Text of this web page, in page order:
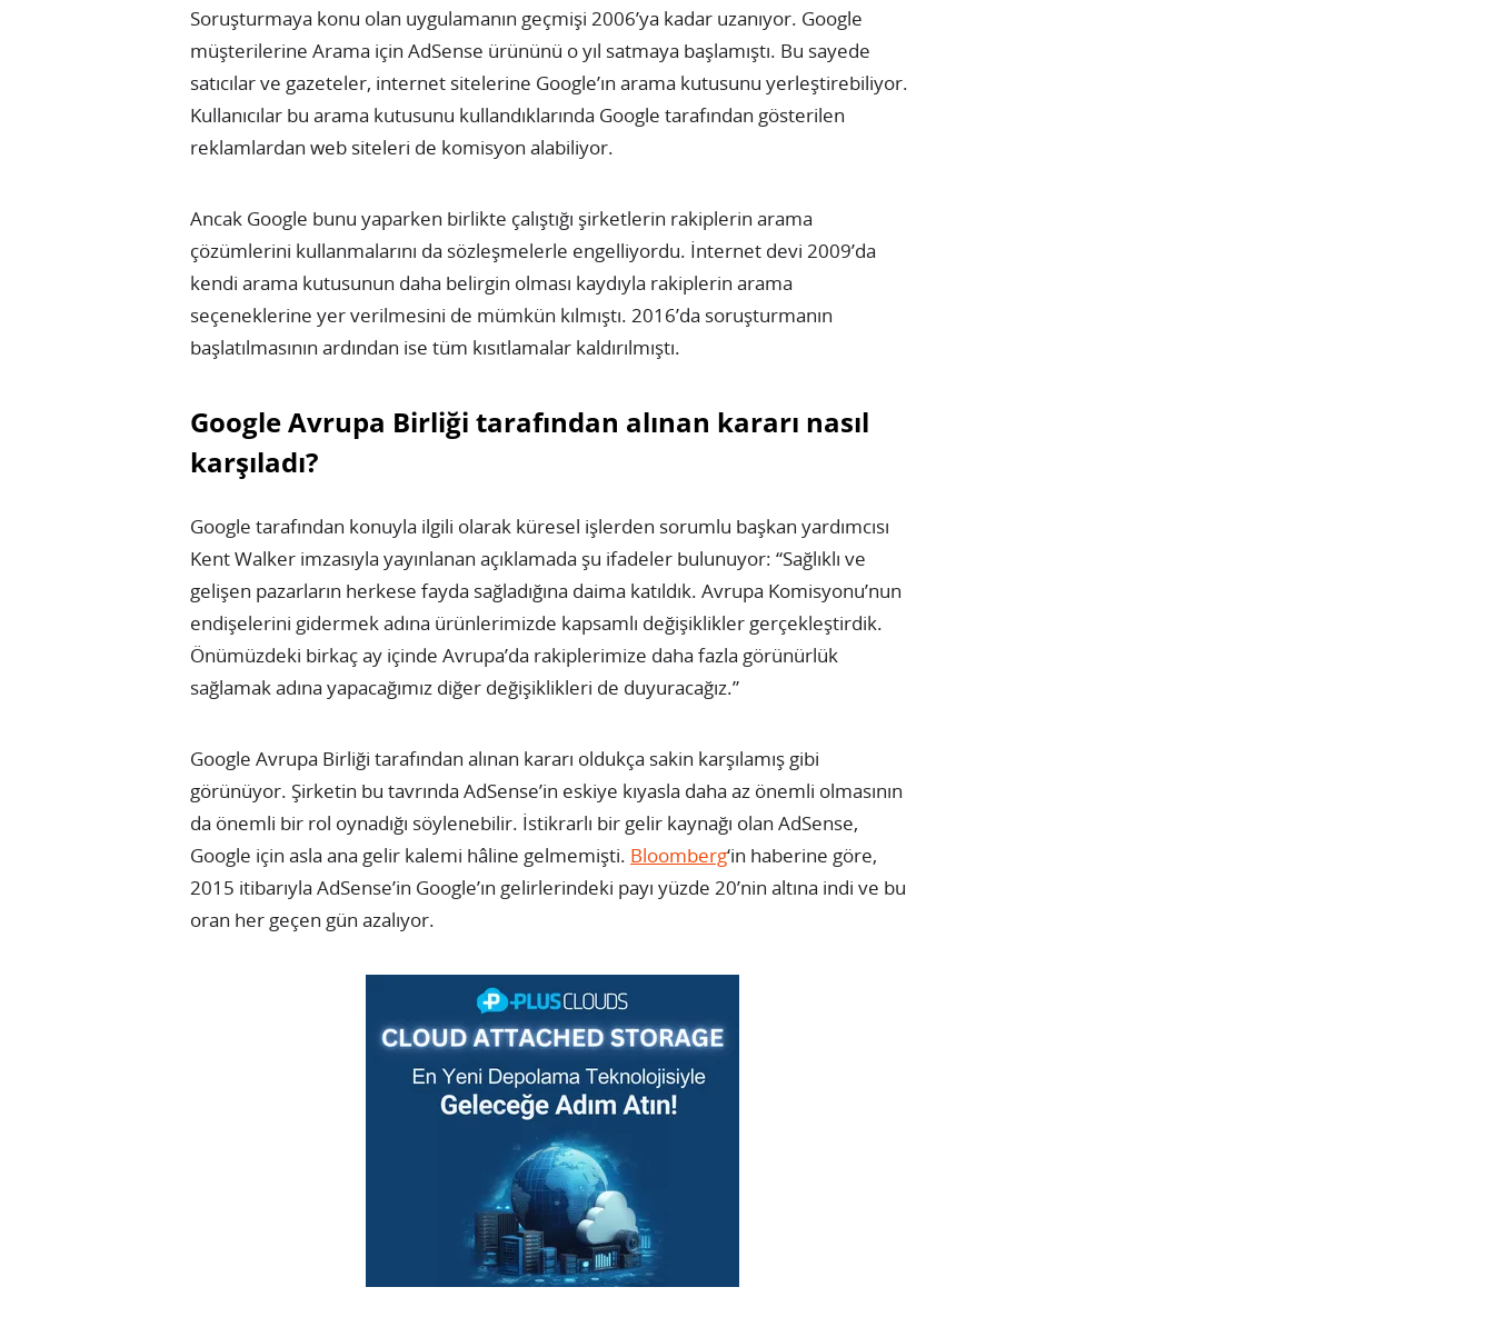
Soruşturmaya konu olan uygulamanın geçmişi 2006’ya kadar uzanıyor. Google
müşterilerine Arama için AdSense ürününü o yıl satmaya başlamıştı. Bu sayede
satıcılar ve gazeteler, internet sitelerine Google’ın arama kutusunu yerleştirebiliyor.
Kullanıcılar bu arama kutusunu kullandıklarında Google tarafından gösterilen
reklamlardan web siteleri de komisyon alabiliyor.
Ancak Google bunu yaparken birlikte çalıştığı şirketlerin rakiplerin arama
çözümlerini kullanmalarını da sözleşmelerle engelliyordu. İnternet devi 2009’da
kendi arama kutusunun daha belirgin olması kaydıyla rakiplerin arama
seçeneklerine yer verilmesini de mümkün kılmıştı. 2016’da soruşturmanın
başlatılmasının ardından ise tüm kısıtlamalar kaldırılmıştı.
Google Avrupa Birliği tarafından alınan kararı nasıl
karşıladı?
Google tarafından konuyla ilgili olarak küresel işlerden sorumlu başkan yardımcısı
Kent Walker imzasıyla yayınlanan açıklamada şu ifadeler bulunuyor: “Sağlıklı ve
gelişen pazarların herkese fayda sağladığına daima katıldık. Avrupa Komisyonu’nun
endişelerini gidermek adına ürünlerimizde kapsamlı değişiklikler gerçekleştirdik.
Önümüzdeki birkaç ay içinde Avrupa’da rakiplerimize daha fazla görünürlük
sağlamak adına yapacağımız diğer değişiklikleri de duyuracağız.”
Google Avrupa Birliği tarafından alınan kararı oldukça sakin karşılamış gibi
görünüyor. Şirketin bu tavrında AdSense’in eskiye kıyasla daha az önemli olmasının
da önemli bir rol oynadığı söylenebilir. İstikrarlı bir gelir kaynağı olan AdSense,
Google için asla ana gelir kalemi hâline gelmemişti. Bloomberg‘in haberine göre,
2015 itibarıyla AdSense’in Google’ın gelirlerindeki payı yüzde 20’nin altına indi ve bu
oran her geçen gün azalıyor.